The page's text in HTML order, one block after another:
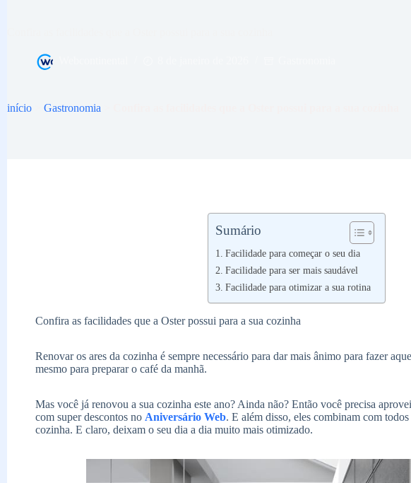
início Gastronomia
Sumário
Facilidade para começar o seu dia
Facilidade para ser mais saudável
Facilidade para otimizar a sua rotina
Confira as facilidades que a Oster possui para a sua cozinha
Renovar os ares da cozinha é sempre necessário para dar mais ânimo para fazer
mesmo para preparar o café da manhã.
Mas você já renovou a sua cozinha este ano? Ainda não? Então você precisa
com super descontos no Aniversário Web. E além disso, eles combinam com
cozinha. E claro, deixam o seu dia a dia muito mais otimizado.